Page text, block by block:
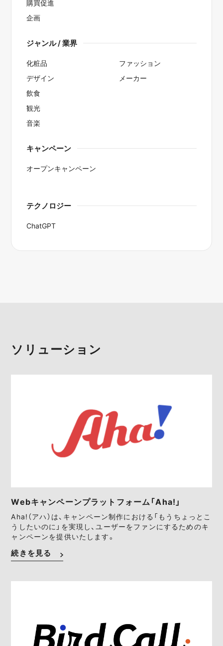
購買促進
企画
ジャンル / 業界
化粧品
デザイン
飲食
観光
音楽
ファッション
メーカー
キャンペーン
オープンキャンペーン
テクノロジー
ChatGPT
ソリューション
Webキャンペーンプラットフォーム「Aha!」
Aha!（アハ）は、キャンペーン制作における「もうちょっとこ
うしたいのに」を実現し、ユーザーをファンにするためのキ
ャンペーンを提供いたします。
続きを見る